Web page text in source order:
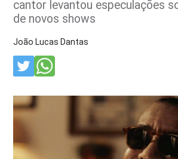
cantor levantou especulações
de novos shows
João Lucas Dantas